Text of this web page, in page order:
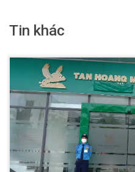
Tin khác